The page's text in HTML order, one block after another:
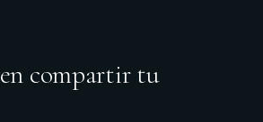
compartir tu